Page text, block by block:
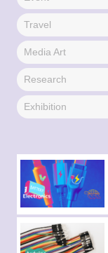
Travel
Media Art
Research
Exhibition